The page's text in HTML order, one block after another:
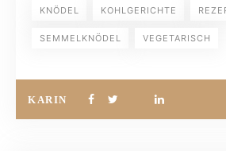
KNÖDEL KOHLGERICHTE
SEMMELKNÖDEL VEGETARISCH
KARIN